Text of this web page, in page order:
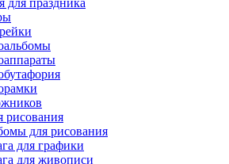
для праздника
рисования
для рисования
для графики
для живописи